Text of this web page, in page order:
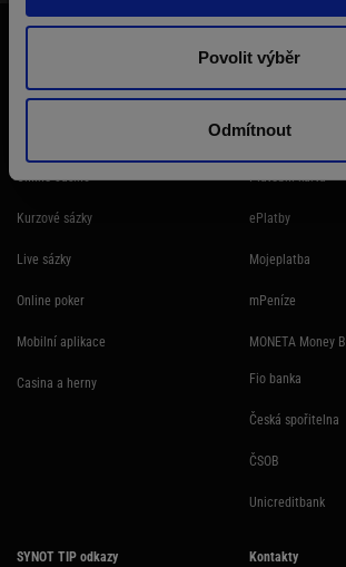
Povolit výběr
Odmítnout
Účast na hazardní hře může být škodlivá.
na hazardní hře může vzniknout závislost!
Online casino
Kurzové sázky
Live sázky
Online poker
Mobilní aplikace
Casina a herny
Platební karta
ePlatby
Mojeplatba
mPeníze
MONETA Money
Fio banka
Česká spořitelna
ČSOB
Unicreditbank
SYNOT TIP odkazy Kontakty